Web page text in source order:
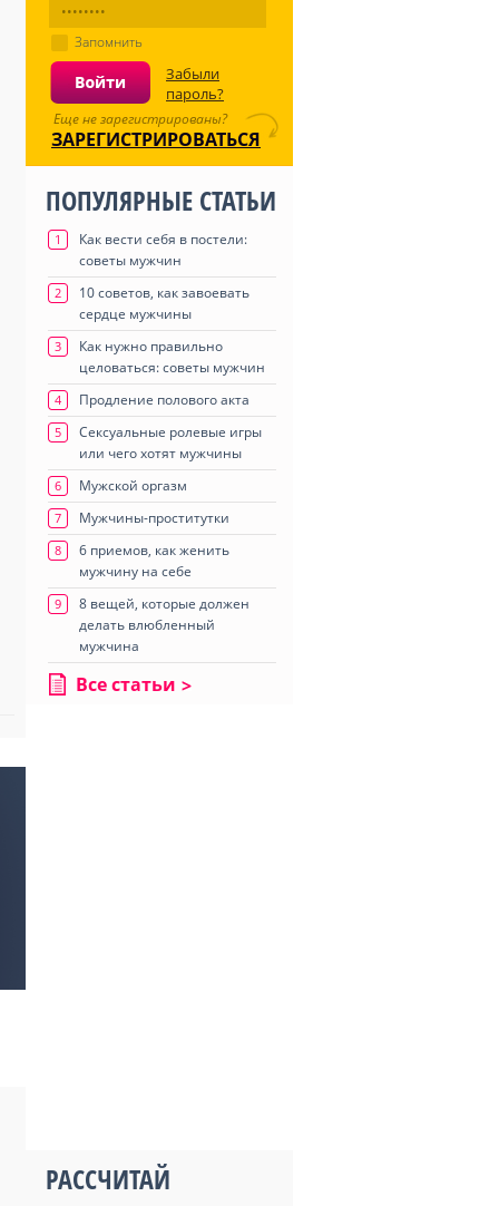
Запомнить
Забыли
пароль?
Еще не зарегистрированы?
ЗАРЕГИСТРИРОВАТЬСЯ
ПОПУЛЯРНЫЕ СТАТЬИ
1
Как вести себя в постели:
советы мужчин
2
10 советов, как завоевать
сердце мужчины
3
Как нужно правильно
целоваться: советы мужчин
4 Продление полового акта
5
Сексуальные ролевые игры
или чего хотят мужчины
6 Мужской оргазм
7 Мужчины-проститутки
8
6 приемов, как женить
мужчину на себе
9
8 вещей, которые должен
делать влюбленный
мужчина
Все статьи
РАССЧИТАЙ